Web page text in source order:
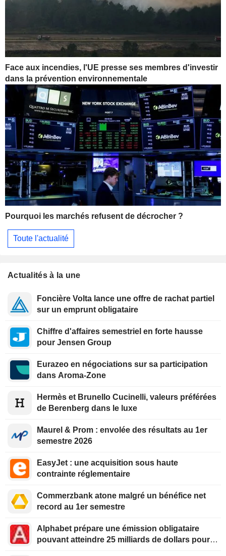
Face aux incendies, l'UE presse ses membres d'investir
dans la prévention environnementale
Pourquoi les marchés refusent de décrocher ?
Toute l'actualité
Actualités à la une
Foncière Volta lance une offre de rachat partiel
sur un emprunt obligataire
Chiffre d'affaires semestriel en forte hausse
pour Jensen Group
Eurazeo en négociations sur sa participation
dans Aroma-Zone
Hermès et Brunello Cucinelli, valeurs préférées
de Berenberg dans le luxe
Maurel & Prom : envolée des résultats au 1er
semestre 2026
EasyJet : une acquisition sous haute
contrainte réglementaire
Commerzbank atone malgré un bénéfice net
record au 1er semestre
Alphabet prépare une émission obligataire
pouvant atteindre 25 milliards de dollars pour